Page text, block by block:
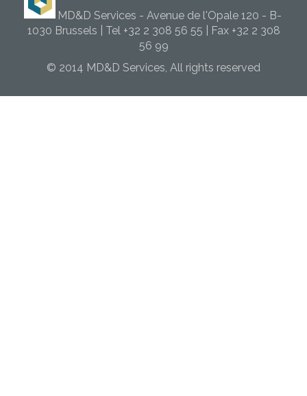
MD&D Services - Avenue de l'Opale 120 - B-
1030 Brussels | Tel +32 2 308 56 55 | Fax +32 2 308
56 99
© 2014 MD&D Services, All rights reserved